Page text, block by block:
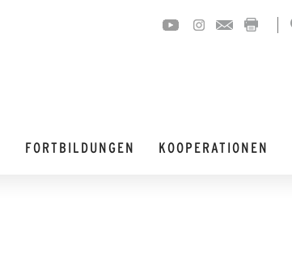
FORTBILDUNGEN KOOPERATIONEN